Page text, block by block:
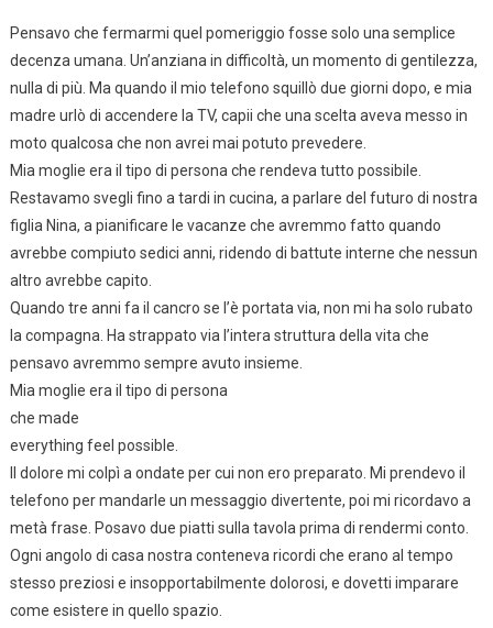
Pensavo che fermarmi quel pomeriggio fosse solo una semplice
decenza umana. Un’anziana in difficoltà, un momento di gentilezza,
nulla di più. Ma quando il mio telefono squillò due giorni dopo, e mia
madre urlò di accendere la TV, capii che una scelta aveva messo in
moto qualcosa che non avrei mai potuto prevedere.
Mia moglie era il tipo di persona che rendeva tutto possibile.
Restavamo svegli fino a tardi in cucina, a parlare del futuro di nostra
figlia Nina, a pianificare le vacanze che avremmo fatto quando
avrebbe compiuto sedici anni, ridendo di battute interne che nessun
altro avrebbe capito.
Quando tre anni fa il cancro se l’è portata via, non mi ha solo rubato
la compagna. Ha strappato via l’intera struttura della vita che
pensavo avremmo sempre avuto insieme.
Mia moglie era il tipo di persona
che made
everything feel possible.
Il dolore mi colpì a ondate per cui non ero preparato. Mi prendevo il
telefono per mandarle un messaggio divertente, poi mi ricordavo a
metà frase. Posavo due piatti sulla tavola prima di rendermi conto.
Ogni angolo di casa nostra conteneva ricordi che erano al tempo
stesso preziosi e insopportabilmente dolorosi, e dovetti imparare
come esistere in quello spazio.